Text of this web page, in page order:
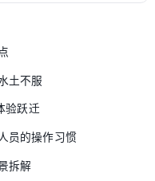
土不服
验跃迁
员的操作习惯
拆解